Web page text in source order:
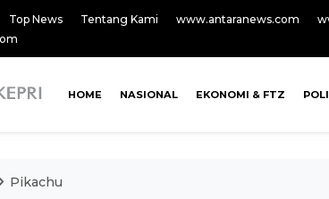
Top News Tentang Kami www.antaranews.com
HOME NASIONAL EKONOMI & FTZ
Pikachu